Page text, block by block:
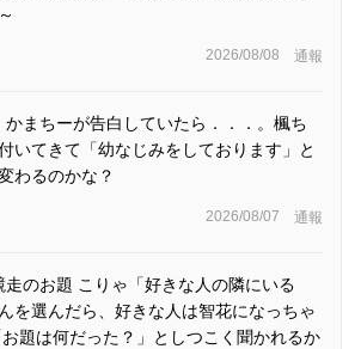
2026/08/08 通報
かまちーが告白していたら．．．。楓ち
いてきて「幼なじみをしております」と
わるのかな？
2026/08/07 通報
走のお題 こりゃ「好きな人の隣にいる
を選んだら、好きな人は智花になっちゃ
題は何だった？」としつこく聞かれるか